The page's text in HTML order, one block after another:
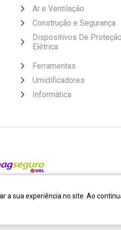
Ar e Ventilação
Construção e Segurança
Dispositivos De Proteção
Elétrica
Ferramentas
Umidificadores
Informática
a sua experiência no site. Ao